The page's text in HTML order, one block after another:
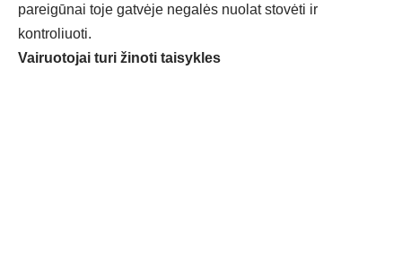
pareigūnai toje gatvėje negalės nuolat stovėti ir
kontroliuoti.
Vairuotojai turi žinoti taisykles